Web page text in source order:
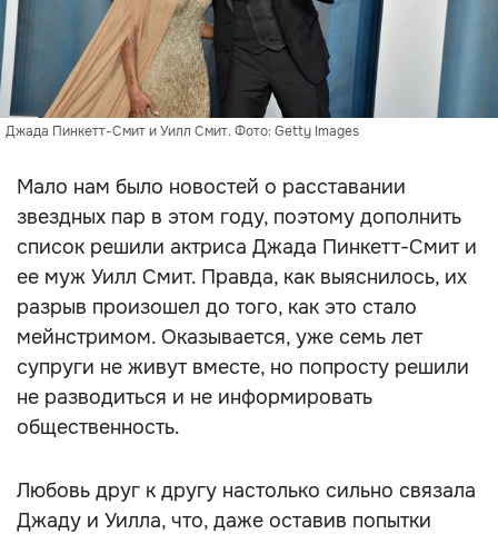
Джада Пинкетт-Смит и Уилл Смит. Фото: Getty Images
Мало нам было новостей о расставании
звездных пар в этом году, поэтому дополнить
список решили актриса Джада Пинкетт-Смит и
ее муж Уилл Смит. Правда, как выяснилось, их
разрыв произошел до того, как это стало
мейнстримом. Оказывается, уже семь лет
супруги не живут вместе, но попросту решили
не разводиться и не информировать
общественность.
Любовь друг к другу настолько сильно связала
Джаду и Уилла, что, даже оставив попытки